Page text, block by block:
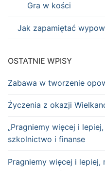
Gra w kości
Jak zapamiętać
OSTATNIE WPISY
Zabawa w tworzenie
Życzenia z okazji
„Pragniemy więcej i
szkolnictwo i finanse
Pragniemy więcej i lepiej,